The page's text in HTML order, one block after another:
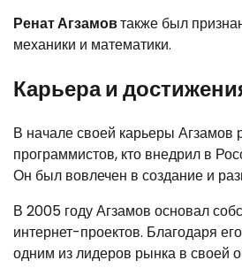
Ренат Агзамовтакже был
механики и математики.
Карьера и
В начале своей карьеры
программистов, кто внедрил в
Он был вовлечен в создание и
В 2005 году Агзамов основал
интернет-проектов. Благодаря
одним из лидеров рынка в своей